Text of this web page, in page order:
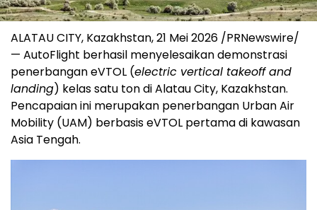
ALATAU CITY, Kazakhstan, 21 Mei 2026 /PRNewswire/
— AutoFlight berhasil menyelesaikan demonstrasi
penerbangan eVTOL (electric vertical takeoff and
landing) kelas satu ton di Alatau City, Kazakhstan.
Pencapaian ini merupakan penerbangan Urban Air
Mobility (UAM) berbasis eVTOL pertama di kawasan
Asia Tengah.